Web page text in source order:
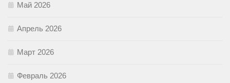
Май 2026
Апрель 2026
Март 2026
Февраль 2026